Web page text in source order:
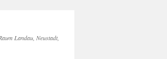
Landau, Neustadt,